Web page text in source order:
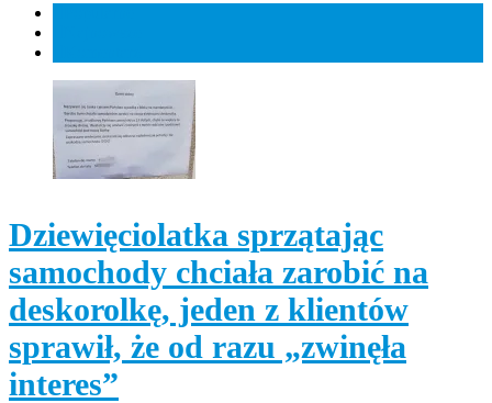
Dziewięciolatka sprzątając
samochody chciała zarobić na
deskorolkę, jeden z klientów
sprawił, że od razu „zwinęła
interes”